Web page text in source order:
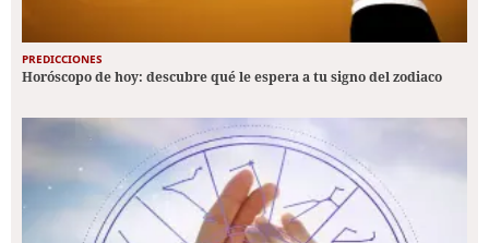
PREDICCIONES
Horóscopo de hoy: descubre qué le espera a tu signo del zodiaco